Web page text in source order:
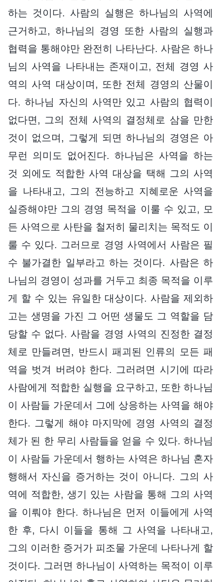
하는 것이다. 사람의 실행은 하나님의 사역에
근거하고, 하나님의 경영 또한 사람의 실행과
협력을 통해야만 완전히 나타난다. 사람은 하나
님의 사역을 나타내는 존재이고, 전체 경영 사
역의 사역 대상이며, 또한 전체 경영의 산물이
다. 하나님 자신의 사역만 있고 사람의 협력이
없다면, 그의 전체 사역의 결정체로 삼을 만한
것이 없으며, 그렇게 되면 하나님의 경영은 아
무런 의미도 없어진다. 하나님은 사역을 하는
것 외에도 적합한 사역 대상을 택해 그의 사역
을 나타내고, 그의 전능하고 지혜로운 사역을
실증해야만 그의 경영 목적을 이룰 수 있고, 모
든 사역으로 사탄을 철저히 물리치는 목적도 이
룰 수 있다. 그러므로 경영 사역에서 사람은 필
수 불가결한 일부라고 하는 것이다. 사람은 하
나님의 경영이 성과를 거두고 최종 목적을 이루
게 할 수 있는 유일한 대상이다. 사람을 제외하
고는 생명을 가진 그 어떤 생물도 그 역할을 담
당할 수 없다. 사람을 경영 사역의 진정한 결정
체로 만들려면, 반드시 패괴된 인류의 모든 패
역을 벗겨 버려야 한다. 그러려면 시기에 따라
사람에게 적합한 실행을 요구하고, 또한 하나님
이 사람들 가운데서 그에 상응하는 사역을 해야
한다. 그렇게 해야 마지막에 경영 사역의 결정
체가 된 한 무리 사람들을 얻을 수 있다. 하나님
이 사람들 가운데서 행하는 사역은 하나님 혼자
행해서 자신을 증거하는 것이 아니다. 그의 사
역에 적합한, 생기 있는 사람을 통해 그의 사역
을 이뤄야 한다. 하나님은 먼저 이들에게 사역
한 후, 다시 이들을 통해 그 사역을 나타내고,
그의 이러한 증거가 피조물 가운데 나타나게 할
것이다. 그러면 하나님이 사역하는 목적이 이루